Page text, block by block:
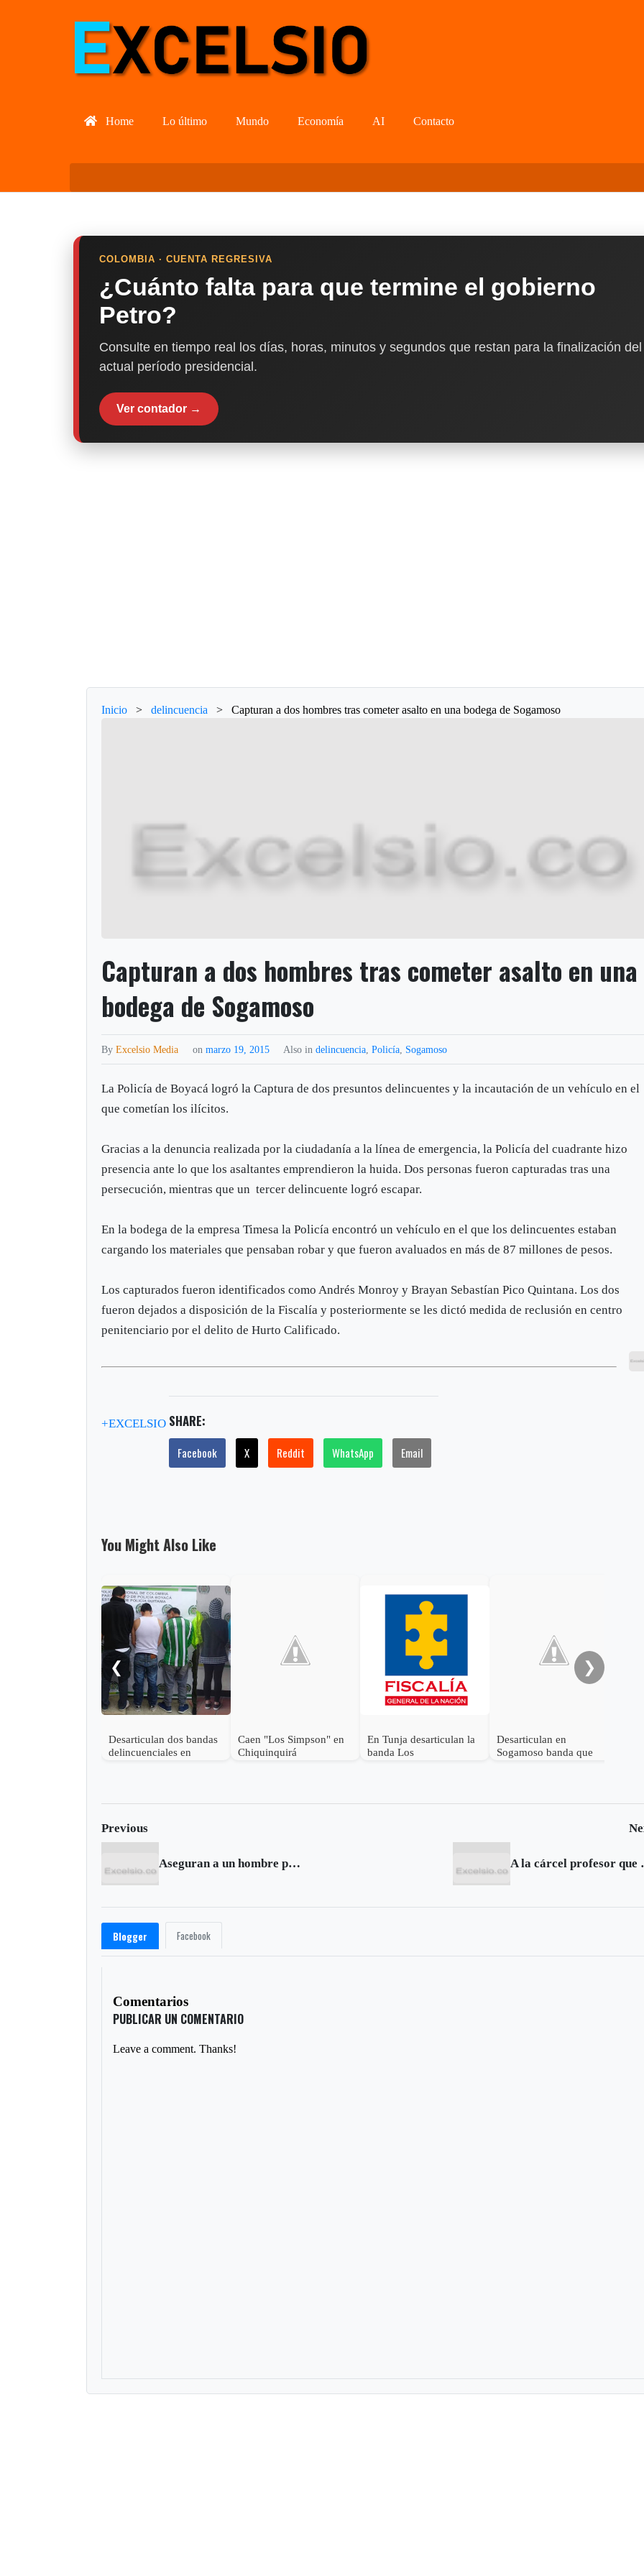
Home Lo último Mundo Economía AI Contacto
COLOMBIA · CUENTA REGRESIVA
¿Cuánto falta para que termine el gobierno
Petro?
Consulte en tiempo real los días, horas, minutos y segundos que restan para la finalización del
actual período presidencial.
Ver contador →
Inicio > delincuencia > Capturan a dos hombres tras cometer asalto en una bodega de Sogamoso
Capturan a dos hombres tras cometer asalto en una
bodega de Sogamoso
ByExcelsio Media onmarzo 19, 2015 Also indelincuencia ,Policía Sogamoso
La Policía de Boyacá logró la Captura de dos presuntos delincuentes y la incautación de un vehículo en el
que cometían los ilícitos.
Gracias a la denuncia realizada por la ciudadanía a la línea de emergencia, la Policía del cuadrante hizo
presencia ante lo que los asaltantes emprendieron la huida. Dos personas fueron capturadas tras una
persecución, mientras que un tercer delincuente logró escapar.
En la bodega de la empresa Timesa la Policía encontró un vehículo en el que los delincuentes estaban
cargando los materiales que pensaban robar y que fueron avaluados en más de 87 millones de pesos.
Los capturados fueron identificados como Andrés Monroy y Brayan Sebastían Pico Quintana. Los dos
fueron dejados a disposición de la Fiscalía y posteriormente se les dictó medida de reclusión en centro
penitenciario por el delito de Hurto Calificado.
+EXCELSIO SHARE:
Facebook X Reddit WhatsApp Email
You Might Also Like
❮
Desarticulan dos bandas
delincuenciales en
Caen "Los Simpson" en
Chiquinquirá
En Tunja desarticulan la
banda Los
Desarticulan en
Sogamoso banda que
❯
Previous
Aseguran a un hombre por extorsionar a una niña para que grabara videos sexuales A la
Blogger Facebook
Comentarios
PUBLICAR UN COMENTARIO
Leave a comment. Thanks!